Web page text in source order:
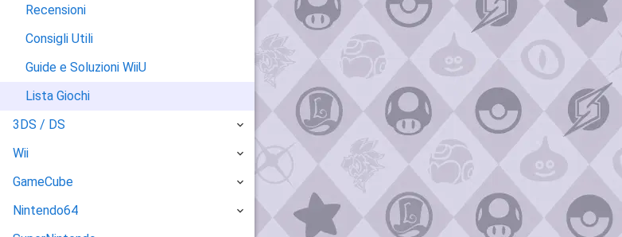
Recensioni
Consigli Utili
Guide e Soluzioni WiiU
Lista Giochi
3DS / DS
Wii
GameCube
Nintendo64